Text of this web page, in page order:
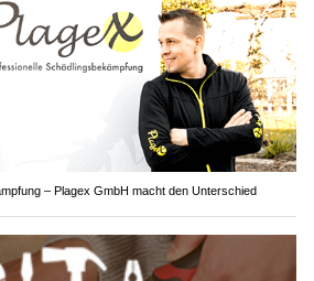
– Plagex GmbH macht den Unterschied